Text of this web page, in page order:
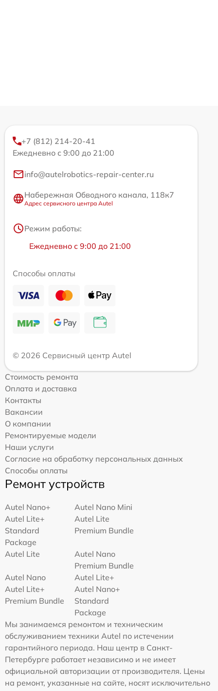
+7 (812) 214-20-41
Ежедневно с 9:00 до 21:00
info@autelrobotics-repair-center.ru
Набережная Обводного канала, 118к7
Адрес сервисного центра Autel
Режим работы:
Ежедневно с 9:00 до 21:00
Способы оплаты
© 2026 Сервисный центр Autel
Стоимость ремонта
Оплата и доставка
Контакты
Вакансии
О компании
Ремонтируемые модели
Наши услуги
Согласие на обработку персональных данных
Способы оплаты
Ремонт устройств
Autel Nano+
Autel Nano Mini
Autel Lite+
Standard
Package
Autel Lite
Premium Bundle
Autel Lite
Autel Nano
Premium Bundle
Autel Nano
Autel Lite+
Autel Lite+
Premium Bundle
Autel Nano+
Standard
Package
Мы занимаемся ремонтом и техническим
обслуживанием техники Autel по истечении
гарантийного периода. Наш центр в Санкт-
Петербурге работает независимо и не имеет
официальной авторизации от производителя. Цены
на ремонт, указанные на сайте, носят исключительно